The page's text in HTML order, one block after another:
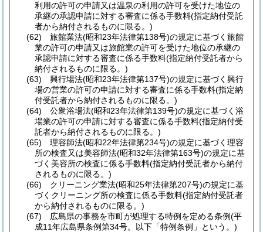
利用の許可の申請又は温泉の利用の許可を受けた地位の
承継の承認申請に対する審査に係る手数料(指定納付受託
者から納付されるものに限る。)
(62)
旅館業法(昭和23年法律第138号)の規定に基づく旅館
業の許可の申請又は旅館業の許可を受けた地位の承継の
承認申請に対する審査に係る手数料(指定納付受託者から
納付されるものに限る。)
(63)
興行場法(昭和23年法律第137号)の規定に基づく興行
場の営業の許可の申請に対する審査に係る手数料(指定納
付受託者から納付されるものに限る。)
(64)
公衆浴場法(昭和23年法律第139号)の規定に基づく浴
場業の許可の申請に対する審査に係る手数料(指定納付受
託者から納付されるものに限る。)
(65)
理容師法(昭和22年法律第234号)の規定に基づく理容
所の検査又は美容師法(昭和32年法律第163号)の規定に基
づく美容所の検査に係る手数料(指定納付受託者から納付
されるものに限る。)
(66)
クリーニング業法(昭和25年法律第207号)の規定に基
づくクリーニング所の検査に係る手数料(指定納付受託者
から納付されるものに限る。)
(67)
広島県の事務を市町が処理する特例を定める条例(平
成11年広島県条例第34号。以下「特例条例」という。)